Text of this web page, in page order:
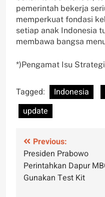
pemerintah bekerja
memperkuat fondasi
setiap anak Indonesia
membawa bangsa
*)Pengamat Isu
Tagged: Indonesia
update
Post
navigation
Previous:
Presiden Prabowo
Perintahkan Dapur
Gunakan Test Kit